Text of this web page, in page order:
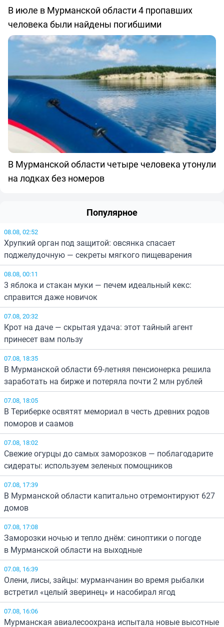
В июле в Мурманской области 4 пропавших
человека были найдены погибшими
В Мурманской области четыре человека утонули
на лодках без номеров
Популярное
08.08, 02:52
Хрупкий орган под защитой: овсянка спасает
поджелудочную — секреты мягкого пищеварения
08.08, 00:11
3 яблока и стакан муки — печем идеальный кекс:
справится даже новичок
07.08, 20:32
Крот на даче — скрытая удача: этот тайный агент
принесет вам пользу
07.08, 18:35
В Мурманской области 69-летняя пенсионерка решила
заработать на бирже и потеряла почти 2 млн рублей
07.08, 18:05
В Териберке освятят мемориал в честь древних родов
поморов и саамов
07.08, 18:02
Свежие огурцы до самых заморозков — поблагодарите
сидераты: используем зеленых помощников
07.08, 17:39
В Мурманской области капитально отремонтируют 627
домов
07.08, 17:08
Заморозки ночью и тепло днём: синоптики о погоде
в Мурманской области на выходные
07.08, 16:39
Олени, лисы, зайцы: мурманчанин во время рыбалки
встретил «целый зверинец» и насобирал ягод
07.08, 16:06
Мурманская авиалесоохрана испытала новые высотные